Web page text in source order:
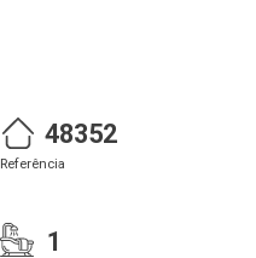
48352
Referência
1